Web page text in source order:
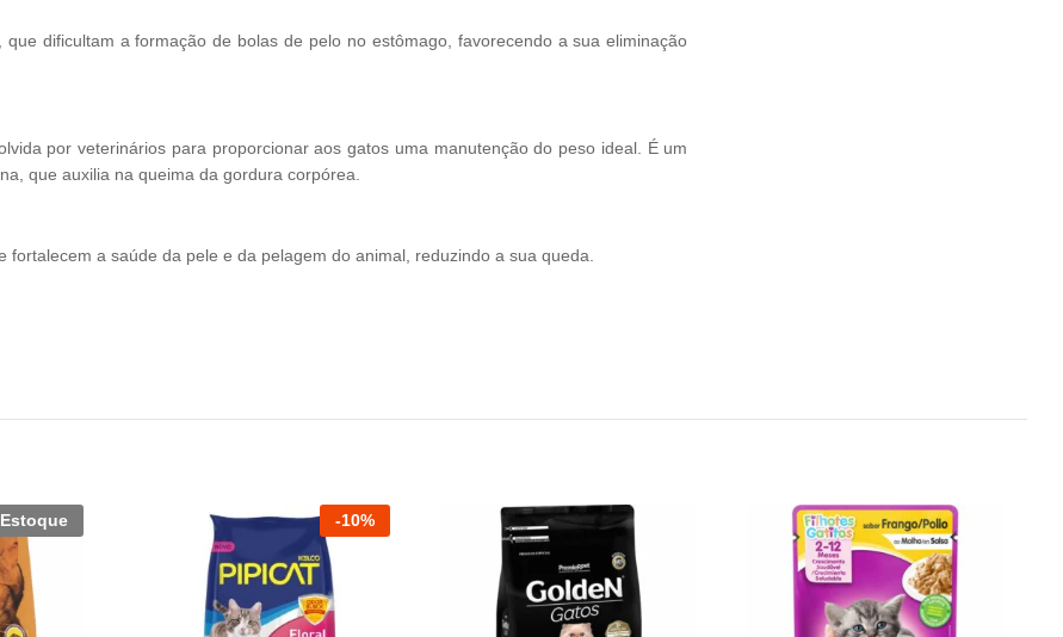
dificultam a formação de bolas de pelo no estômago, favorecendo a sua eliminação
por veterinários para proporcionar aos gatos uma manutenção do peso ideal. É um
que auxilia na queima da gordura corpórea.
a saúde da pele e da pelagem do animal, reduzindo a sua queda.
-10%